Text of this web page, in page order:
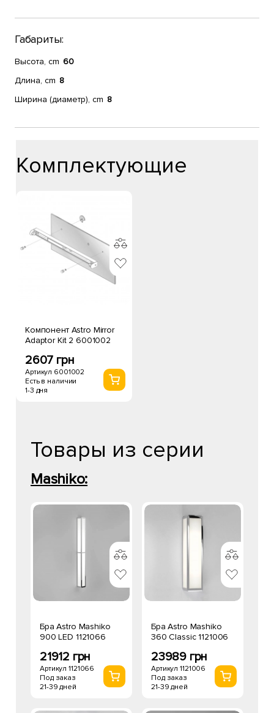
Габариты:
Высота, cm 60
Длина, cm 8
Ширина (диаметр), cm 8
Комплектующие
Компонент Astro Mirror
Adaptor Kit 2 6001002
2607 грн
Артикул 6001002
Есть в наличии
1-3 дня
Товары из серии
Mashiko:
Бра Astro Mashiko
900 LED 1121066
21912 грн
Артикул 1121066
Под заказ
21-39 дней
Бра Astro Mashiko
360 Classic 1121006
23989 грн
Артикул 1121006
Под заказ
21-39 дней